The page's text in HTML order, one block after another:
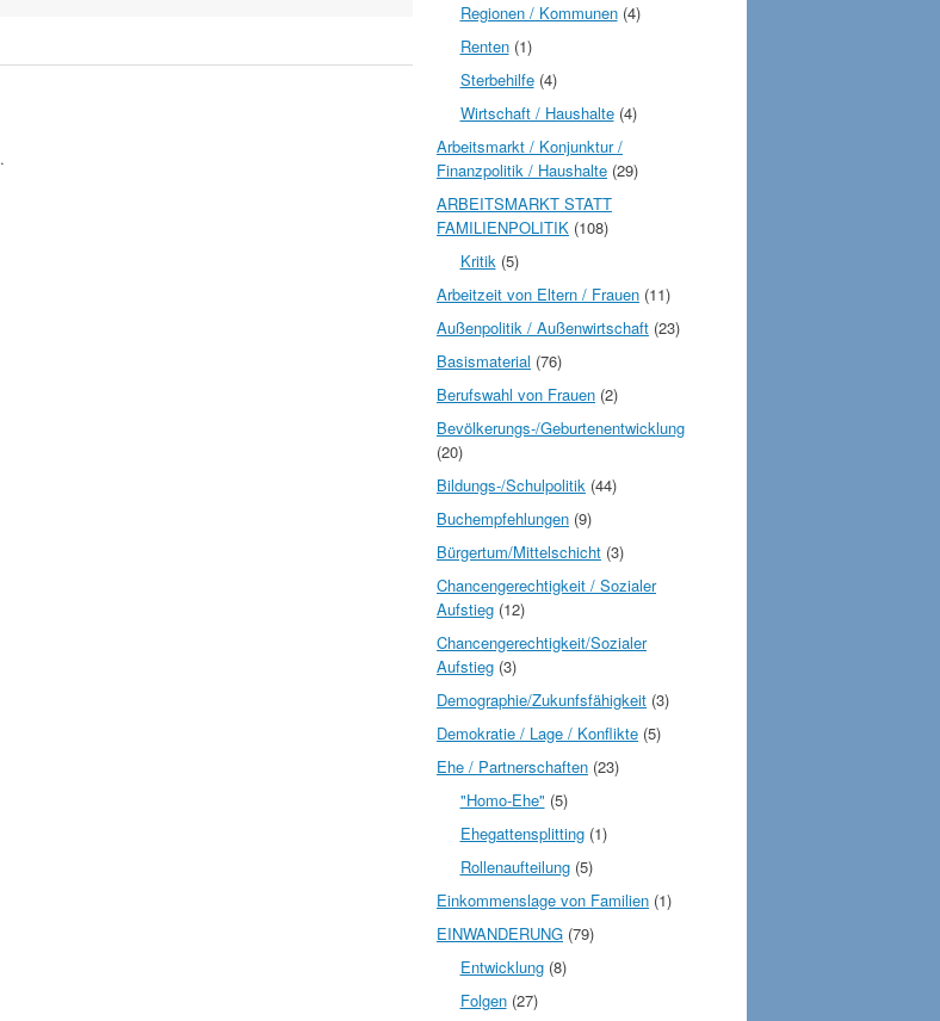
Regionen / Kommunen(4)
Renten(1)
Sterbehilfe(4)
Wirtschaft / Haushalte(4)
Arbeitsmarkt / Konjunktur /
Finanzpolitik / Haushalte (29)
ARBEITSMARKT STATT
FAMILIENPOLITIK (108)
Kritik(5)
Arbeitzeit von Eltern / Frauen (11)
Außenpolitik / Außenwirtschaft (23)
Basismaterial (76)
Berufswahl von Frauen (2)
Bevölkerungs-/Geburtenentwicklung
(20)
Bildungs-/Schulpolitik (44)
Buchempfehlungen (9)
Bürgertum/Mittelschicht (3)
Chancengerechtigkeit / Sozialer
Aufstieg (12)
Chancengerechtigkeit/Sozialer
Aufstieg (3)
Demographie/Zukunfsfähigkeit (3)
Demokratie / Lage / Konflikte (5)
Ehe / Partnerschaften (23)
"Homo-Ehe" (5)
Ehegattensplitting(1)
Rollenaufteilung(5)
Einkommenslage von Familien (1)
EINWANDERUNG (79)
Entwicklung(8)
Folgen(27)